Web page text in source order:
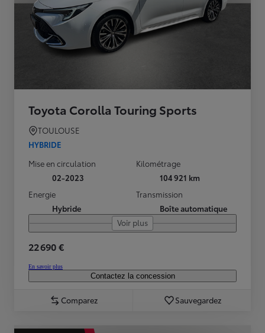
Toyota Corolla Touring Sports
TOULOUSE
HYBRIDE
Mise en circulation
02-2023
Kilométrage
104 921 km
Energie
Hybride
Transmission
Boîte automatique
Voir plus
22 690 €
En savoir plus
Contactez la concession
Comparez Sauvegardez